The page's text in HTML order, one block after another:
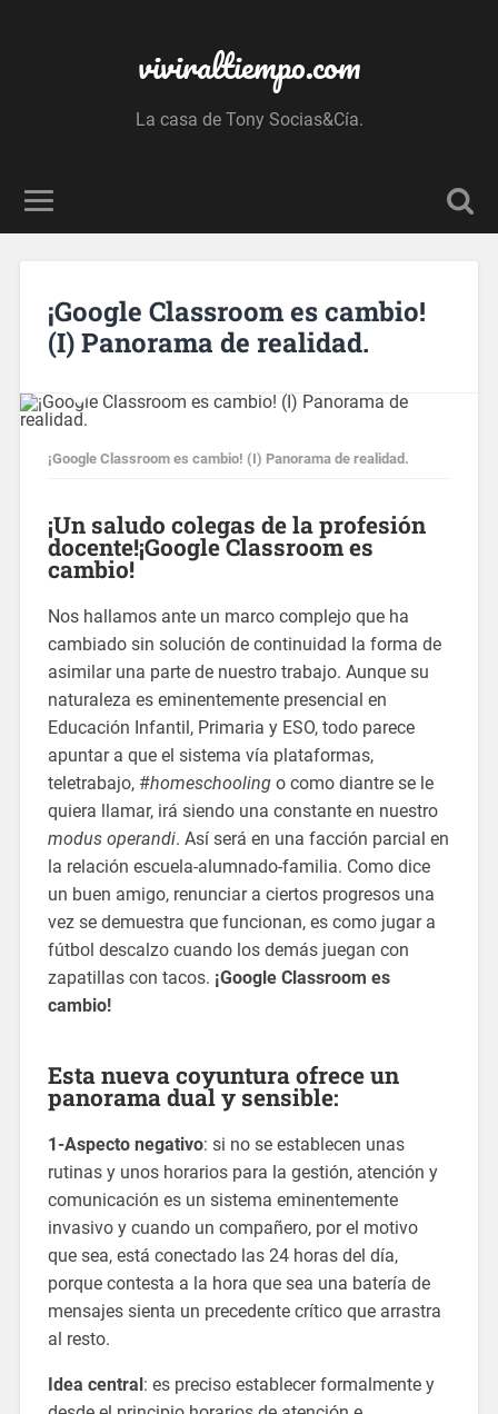
viviraltiempo.com
La casa de Tony Socias&Cía.
¡Google Classroom es cambio!
(I) Panorama de realidad.
¡Google Classroom es cambio! (I) Panorama de realidad.
¡Un saludo colegas de la profesión
docente!¡Google Classroom es
cambio!
Nos hallamos ante un marco complejo que ha
cambiado sin solución de continuidad la forma de
asimilar una parte de nuestro trabajo. Aunque su
naturaleza es eminentemente presencial en
Educación Infantil, Primaria y ESO, todo parece
apuntar a que el sistema vía plataformas,
teletrabajo, #homeschoolingo como diantre se le
quiera llamar, irá siendo una constante en nuestro
modus operandi. Así será en una facción parcial en
la relación escuela-alumnado-familia. Como dice
un buen amigo, renunciar a ciertos progresos una
vez se demuestra que funcionan, es como jugar a
fútbol descalzo cuando los demás juegan con
zapatillas con tacos. ¡Google Classroom es
cambio!
Esta nueva coyuntura ofrece un
panorama dual y sensible:
1-Aspecto negativo: si no se establecen unas
rutinas y unos horarios para la gestión, atención y
comunicación es un sistema eminentemente
invasivo y cuando un compañero, por el motivo
que sea, está conectado las 24 horas del día,
porque contesta a la hora que sea una batería de
mensajes sienta un precedente crítico que arrastra
al resto.
Idea central: es preciso establecer formalmente y